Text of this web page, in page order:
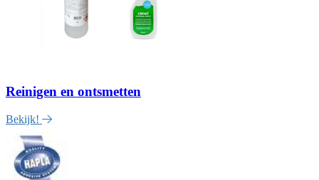
Reinigen en ontsmetten
Bekijk!